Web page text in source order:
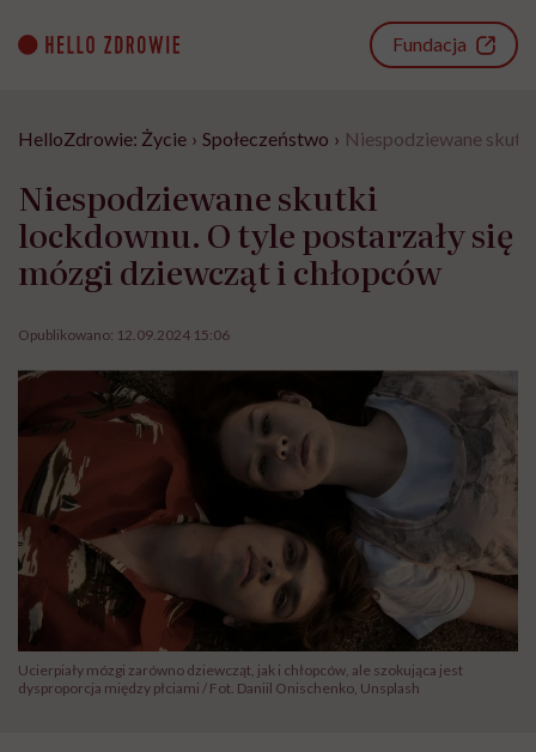
content
Fundacja
HelloZdrowie: Życie › Społeczeństwo › Niespodziewane
Niespodziewane skutki
lockdownu. O tyle postarzały się
mózgi dziewcząt i chłopców
Opublikowano: 12.09.2024 15:06
Ucierpiały mózgi zarówno dziewcząt, jak i chłopców, ale szokująca jest
dysproporcja między płciami / Fot. Daniil Onischenko, Unsplash